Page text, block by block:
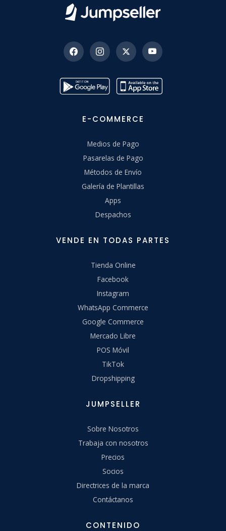
E-COMMERCE
Medios de Pago
Pasarelas de Pago
Métodos de Envío
Galería de Plantillas
Apps
Despachos
VENDE EN TODAS PARTES
Tienda Online
Facebook
Instagram
WhatsApp Commerce
Google Commerce
Mercado Libre
POS Móvil
TikTok
Dropshipping
JUMPSELLER
Sobre Nosotros
Trabaja con nosotros
Precios
Socios
Directrices de la marca
Contáctanos
CONTENIDO